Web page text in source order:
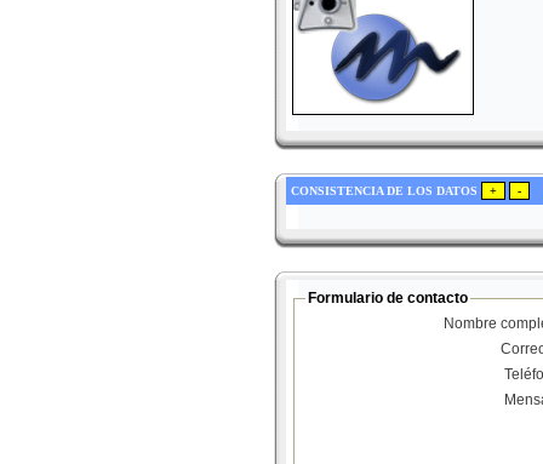
CONSISTENCIA DE LOS DATOS
Formulario de contacto
Nombre